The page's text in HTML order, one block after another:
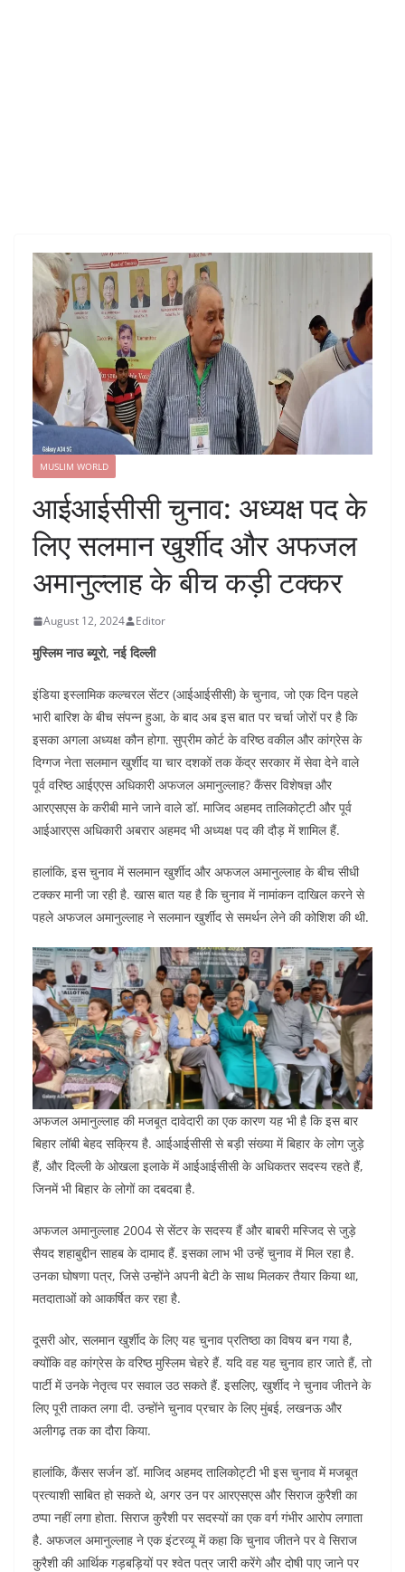
MUSLIM WORLD
आईआईसीसी चुनाव: अध्यक्ष पद के
लिए सलमान खुर्शीद और अफजल
अमानुल्लाह के बीच कड़ी टक्कर
August 12, 2024 Editor
मुस्लिम नाउ ब्यूरो, नई दिल्ली
इंडिया इस्लामिक कल्चरल सेंटर (आईआईसीसी) के चुनाव, जो एक दिन पहले
भारी बारिश के बीच संपन्न हुआ, के बाद अब इस बात पर चर्चा जोरों पर है कि
इसका अगला अध्यक्ष कौन होगा. सुप्रीम कोर्ट के वरिष्ठ वकील और कांग्रेस के
दिग्गज नेता सलमान खुर्शीद या चार दशकों तक केंद्र सरकार में सेवा देने वाले
पूर्व वरिष्ठ आईएएस अधिकारी अफजल अमानुल्लाह? कैंसर विशेषज्ञ और
आरएसएस के करीबी माने जाने वाले डॉ. माजिद अहमद तालिकोट्टी और पूर्व
आईआरएस अधिकारी अबरार अहमद भी अध्यक्ष पद की दौड़ में शामिल हैं.
हालांकि, इस चुनाव में सलमान खुर्शीद और अफजल अमानुल्लाह के बीच सीधी
टक्कर मानी जा रही है. खास बात यह है कि चुनाव में नामांकन दाखिल करने से
पहले अफजल अमानुल्लाह ने सलमान खुर्शीद से समर्थन लेने की कोशिश की थी.
अफजल अमानुल्लाह की मजबूत दावेदारी का एक कारण यह भी है कि इस बार
बिहार लॉबी बेहद सक्रिय है. आईआईसीसी से बड़ी संख्या में बिहार के लोग जुड़े
हैं, और दिल्ली के ओखला इलाके में आईआईसीसी के अधिकतर सदस्य रहते हैं,
जिनमें भी बिहार के लोगों का दबदबा है.
अफजल अमानुल्लाह 2004 से सेंटर के सदस्य हैं और बाबरी मस्जिद से जुड़े
सैयद शहाबुद्दीन साहब के दामाद हैं. इसका लाभ भी उन्हें चुनाव में मिल रहा है.
उनका घोषणा पत्र, जिसे उन्होंने अपनी बेटी के साथ मिलकर तैयार किया था,
मतदाताओं को आकर्षित कर रहा है.
दूसरी ओर, सलमान खुर्शीद के लिए यह चुनाव प्रतिष्ठा का विषय बन गया है,
क्योंकि वह कांग्रेस के वरिष्ठ मुस्लिम चेहरे हैं. यदि वह यह चुनाव हार जाते हैं, तो
पार्टी में उनके नेतृत्व पर सवाल उठ सकते हैं. इसलिए, खुर्शीद ने चुनाव जीतने के
लिए पूरी ताकत लगा दी. उन्होंने चुनाव प्रचार के लिए मुंबई, लखनऊ और
अलीगढ़ तक का दौरा किया.
हालांकि, कैंसर सर्जन डॉ. माजिद अहमद तालिकोट्टी भी इस चुनाव में मजबूत
प्रत्याशी साबित हो सकते थे, अगर उन पर आरएसएस और सिराज कुरैशी का
ठप्पा नहीं लगा होता. सिराज कुरैशी पर सदस्यों का एक वर्ग गंभीर आरोप लगाता
है. अफजल अमानुल्लाह ने एक इंटरव्यू में कहा कि चुनाव जीतने पर वे सिराज
कुरैशी की आर्थिक गड़बड़ियों पर श्वेत पत्र जारी करेंगे और दोषी पाए जाने पर